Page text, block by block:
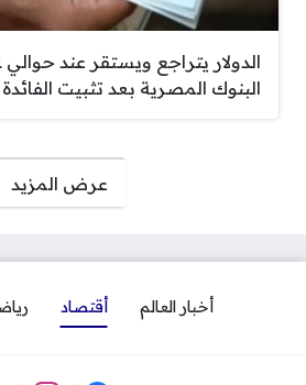
البنوك المصرية بعد تثبيت الفائدة
عرض المزيد
أخبار العالم أقتصاد